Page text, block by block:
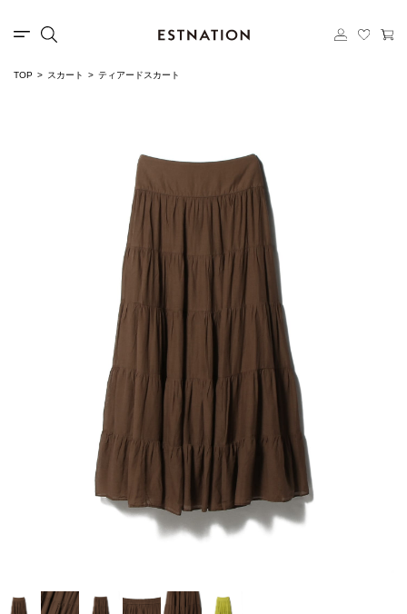
TOP スカート ティアードスカート